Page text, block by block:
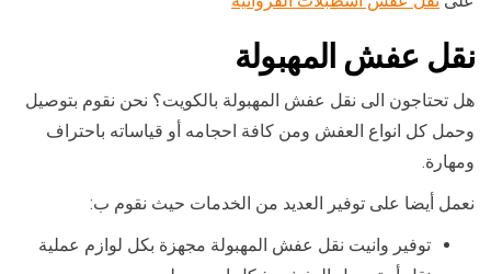
نقل عفش المهبولة
هل تحتاجون الى نقل عفش المهبولة بالكويت؟ نحن نقوم بتوصيل
وحمل كل انواع العفش ومن كافة احجامه أو قياساته باحتراف
ومهارة.
نعمل أيضا على توفير العديد من الخدمات حيث نقوم ب:
توفير وانيت نقل عفش المهبولة مجهزة بكل لوازم عملية